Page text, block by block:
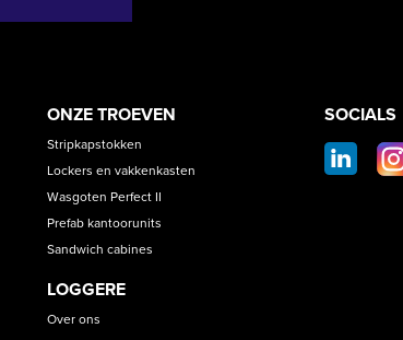
ASSETS
ONZE TROEVEN
Stripkapstokken
Lockers en vakkenkasten
Wasgoten Perfect II
Prefab kantoorunits
Sandwich cabines
LOGGERE
Over ons
SOCIALS